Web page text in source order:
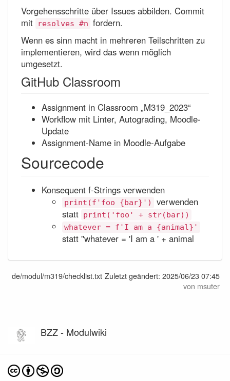
Vorgehensschritte über Issues abbilden. Commit
mit
resolves #n fordern.
Wenn es sinn macht in mehreren Teilschritten zu
implementieren, wird das wenn möglich
umgesetzt.
GitHub Classroom
Assignment in Classroom „M319_2023“
Workflow mit Linter, Autograding, Moodle-
Update
Assignment-Name in Moodle-Aufgabe
Sourcecode
Konsequent f-Strings verwenden
print(f'foo {bar}')
verwenden
statt print('foo' + str(bar))
whatever = f'I am a {animal}'
statt ''whatever = 'I am a ' + animal
de/modul/m319/checklist.txt Zuletzt geändert: 2025/06/23 07:45
von msuter
BZZ - Modulwiki